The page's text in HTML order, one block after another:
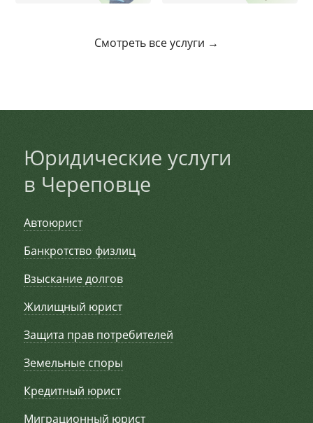
Смотреть все услуги →
Юридические услуги
в Череповце
Автоюрист
Банкротство физлиц
Взыскание долгов
Жилищный юрист
Защита прав потребителей
Земельные споры
Кредитный юрист
Миграционный юрист